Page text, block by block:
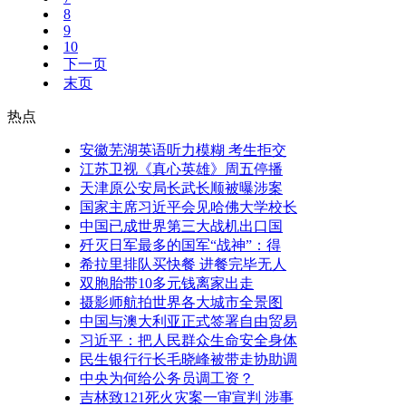
8
9
10
下一页
末页
热点
安徽芜湖英语听力模糊 考生拒交
江苏卫视《真心英雄》周五停播
天津原公安局长武长顺被曝涉案
国家主席习近平会见哈佛大学校长
中国已成世界第三大战机出口国
歼灭日军最多的国军“战神”：得
希拉里排队买快餐 进餐完毕无人
双胞胎带10多元钱离家出走
摄影师航拍世界各大城市全景图
中国与澳大利亚正式签署自由贸易
习近平：把人民群众生命安全身体
民生银行行长毛晓峰被带走协助调
中央为何给公务员调工资？
吉林致121死火灾案一审宣判 涉事